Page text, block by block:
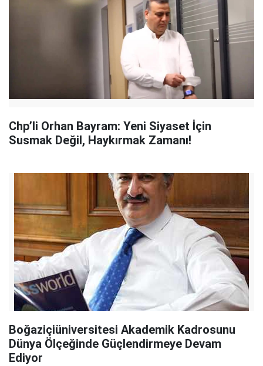
Chp’li Orhan Bayram: Yeni Siyaset İçin
Susmak Değil, Haykırmak Zamanı!
Boğaziçiüniversitesi Akademik Kadrosunu
Dünya Ölçeğinde Güçlendirmeye Devam
Ediyor